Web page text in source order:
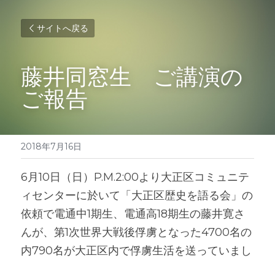
サイトへ戻る
藤井同窓生　ご講演の
ご報告
2018年7月16日
6月10日（日）P.M.2:00より大正区コミュニテ
ィセンターに於いて「大正区歴史を語る会」の
依頼で電通中1期生、電通高18期生の藤井寛さ
んが、第1次世界大戦後俘虜となった4700名の
内790名が大正区内で俘虜生活を送っていまし